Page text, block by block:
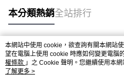
本分類熱銷全站排行
熱門標籤
本網站中使用 cookie，欲查詢有關本網站
望在電腦上使用 cookie 時應如何變更電腦
權條款 」之 Cookie 聲明。您繼續使用本
用條款之 Cookie 聲明使用 cookie。
了解更多 >